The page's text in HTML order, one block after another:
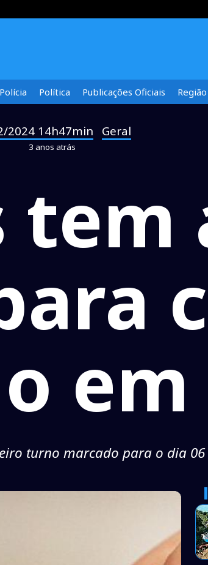
Polícia Política Publicações Oficiais Região
2024 14h47min Geral
3 anos atrás
tem
em
turno marcado para o dia